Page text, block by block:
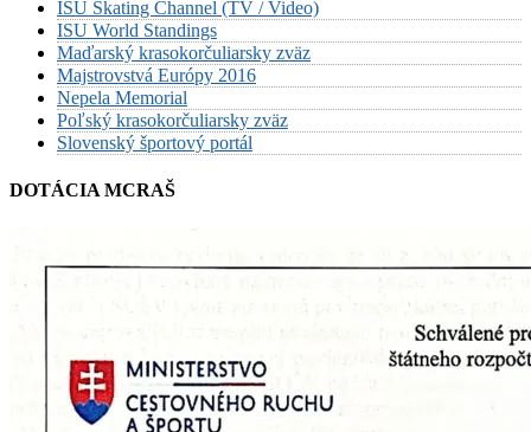
ISU Skating Channel (TV / Video)
ISU World Standings
Maďarský krasokorčuliarsky zväz
Majstrovstvá Európy 2016
Nepela Memorial
Poľský krasokorčuliarsky zväz
Slovenský športový portál
DOTÁCIA MCRAŠ